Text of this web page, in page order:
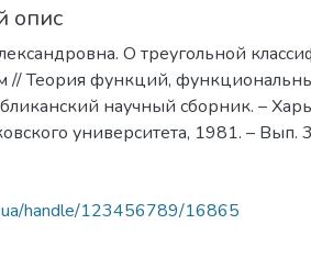
опис
О треугольной
// Теория функций,
научный сборник. –
университета, 1981. – Вып.
handle/123456789/16865